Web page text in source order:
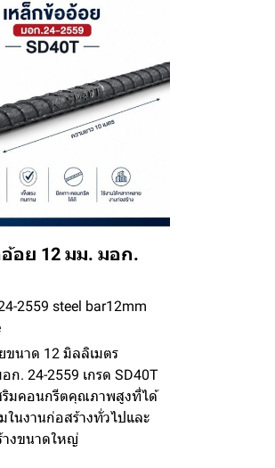
อย 12 มม. มอก.
2559 steel bar12mm
นาด 12 มิลลิเมตร
ก. 24-2559 เกรด SD40T
ริมคอนกรีตคุณภาพสูงที่ได้
ในงานก่อสร้างทั่วไปและ
างขนาดใหญ่